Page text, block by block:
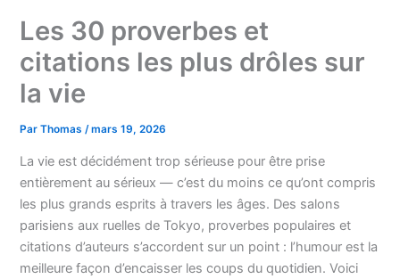
Les 30 proverbes et
citations les plus drôles sur
la vie
ParThomas/mars 19, 2026
La vie est décidément trop sérieuse pour être prise
entièrement au sérieux — c’est du moins ce qu’ont compris
les plus grands esprits à travers les âges. Des salons
parisiens aux ruelles de Tokyo, proverbes populaires et
citations d’auteurs s’accordent sur un point : l’humour est la
meilleure façon d’encaisser les coups du quotidien. Voici